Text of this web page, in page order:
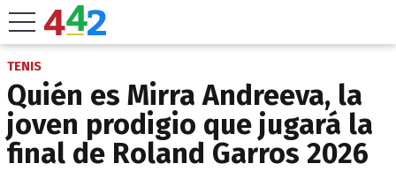
TENIS
Quién es Mirra Andreeva, la
joven prodigio que jugará la
final de Roland Garros 2026